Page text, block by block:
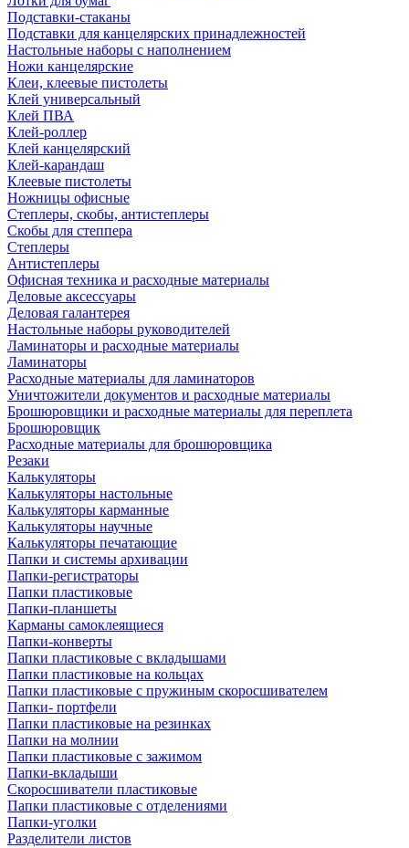
Подставки-стаканы
Подставки для канцелярских принадлежностей
Настольные наборы с наполнением
Ножи канцелярские
Клеи, клеевые пистолеты
Клей универсальный
Клей ПВА
Клей-роллер
Клей канцелярский
Клей-карандаш
Клеевые пистолеты
Ножницы офисные
Степлеры, скобы, антистеплеры
Скобы для степпера
Степлеры
Антистеплеры
Офисная техника и расходные материалы
Деловые аксессуары
Деловая галантерея
Настольные наборы руководителей
Ламинаторы и расходные материалы
Ламинаторы
Расходные материалы для ламинаторов
Уничтожители документов и расходные материалы
Брошюровщики и расходные материалы для переплета
Брошюровщик
Расходные материалы для брошюровщика
Резаки
Калькуляторы
Калькуляторы настольные
Калькуляторы карманные
Калькуляторы научные
Калькуляторы печатающие
Папки и системы архивации
Папки-регистраторы
Папки пластиковые
Папки-планшеты
Карманы самоклеящиеся
Папки-конверты
Папки пластиковые с вкладышами
Папки пластиковые на кольцах
Папки пластиковые с пружиным скоросшивателем
Папки- портфели
Папки пластиковые на резинках
Папки на молнии
Папки пластиковые с зажимом
Папки-вкладыши
Скоросшиватели пластиковые
Папки пластиковые с отделениями
Папки-уголки
Разделители листов